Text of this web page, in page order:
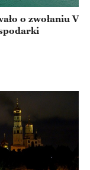
o zwołaniu V